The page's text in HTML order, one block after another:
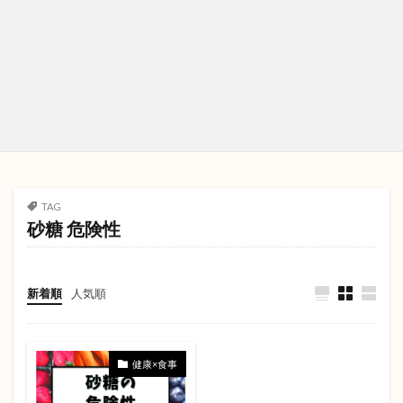
TAG
砂糖 危険性
新着順 人気順
健康×食事